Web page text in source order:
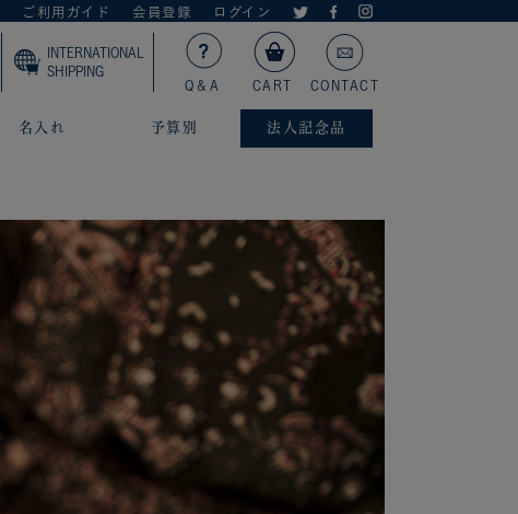
ご利用ガイド 会員登録 ログイン
INTERNATIONAL
SHIPPING
Q＆A
CART CONTACT
名入れ 予算別 法人記念品